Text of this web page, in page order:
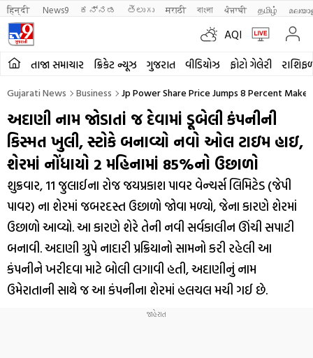
हिन्दी News9 ಕನ್ನಡ తెలుగు मराठी বাংলা ਪੰਜਾਬੀ தமிழ்
AQI
તાજા સમાચાર ક્રિકેટ ન્યૂઝ ગુજરાત વીડિયોઝ ફોટો ગેલેરી
Gujarati News Business Jp Power Share Price Jumps 8 Percent
અદાણી નામ જોડાતાં જ દેવામાં ડૂબેલી કંપનીની
કિસ્મત ખુલી, સ્ટોકે બનાવ્યો નવો ઓલ ટાઇમ હાઇ,
શેરમાં નોંધાયો 2 મહિનામાં 85%નો ઉછાળો
શુક્રવાર, 11 જુલાઈના રોજ જયપ્રકાશ પાવર વેન્ચર્સ લિમિટેડ (જેપી
પાવર) ના શેરમાં જબરદસ્ત ઉછાળો જોવા મળ્યો, જેના કારણે શેરમાં
ઉછાળો આવ્યો. આ કારણે શેરે તેની નવી સર્વકાલીન ઊંચી સપાટી
બનાવી. અદાણી ગ્રુપે નાદારી પ્રક્રિયાનો સામનો કરી રહેલી આ
કંપનીને ખરીદવા માટે બોલી લગાવી હતી, અદાણીનું નામ
ઉમેરાતાની સાથે જ આ કંપનીના શેરમાં હલચલ મચી ગઈ છે.